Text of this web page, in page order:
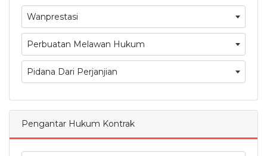
Wanprestasi
Perbuatan Melawan Hukum
Pidana Dari Perjanjian
Pengantar Hukum Kontrak